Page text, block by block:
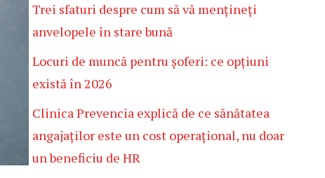
Trei sfaturi despre cum să vă mențineți
anvelopele în stare bună
Locuri de muncă pentru șoferi: ce opțiuni
există în 2026
Clinica Prevencia explică de ce sănătatea
angajaților este un cost operațional, nu doar
un beneficiu de HR